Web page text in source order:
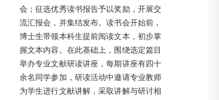
会；征选优秀读书报告予以奖励，开展交
流汇报会，并集结发布。读书会开始前，
博士生带领本科生提前阅读文本，初步掌
握文本内容。在此基础上，围绕选定篇目
举办专业文献研读讲座，每期讲座有四十
余名同学参加，研读活动中邀请专业教师
为学生进行文献讲解，采取讲解与研讨相